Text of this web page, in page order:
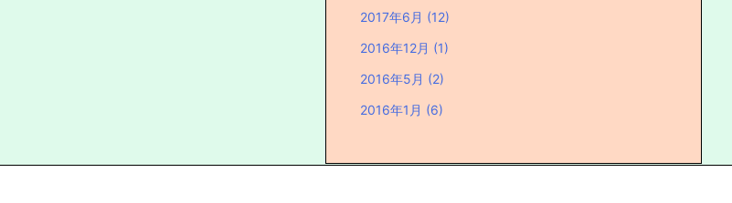
2017年6月 (12)
2016年12月 (1)
2016年5月 (2)
2016年1月 (6)